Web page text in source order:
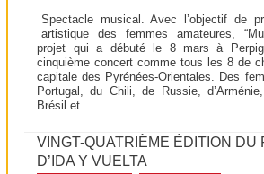
Spectacle musical. Avec l’objectif de
artistique des femmes amateures,
projet qui a débuté le 8 mars à
cinquième concert comme tous les 8 de
capitale des Pyrénées-Orientales. Des
Portugal, du Chili, de Russie,
Brésil et …
VINGT-QUATRIÈME ÉDITION DU
D’IDA Y VUELTA